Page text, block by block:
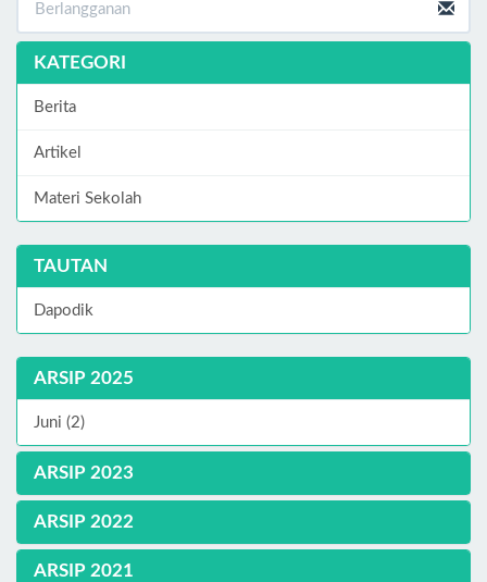
KATEGORI
Berita
Artikel
Materi Sekolah
TAUTAN
Dapodik
ARSIP 2025
Juni (2)
ARSIP 2023
ARSIP 2022
ARSIP 2021